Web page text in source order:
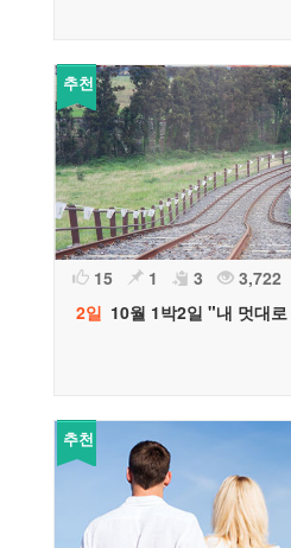
추천
15 1 3 3,722
2일 10월 1박2일 "내 멋대로 고
추천